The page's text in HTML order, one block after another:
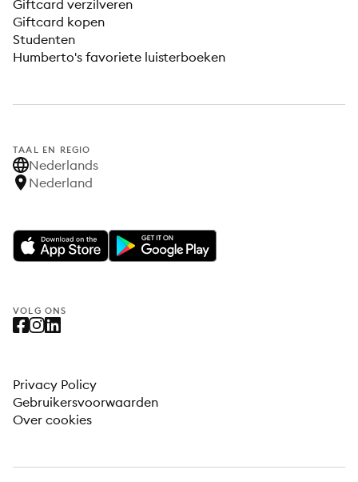
Giftcard verzilveren
Giftcard kopen
Studenten
Humberto's favoriete luisterboeken
TAAL EN REGIO
Nederlands
Nederland
VOLG ONS
Privacy Policy
Gebruikersvoorwaarden
Over cookies